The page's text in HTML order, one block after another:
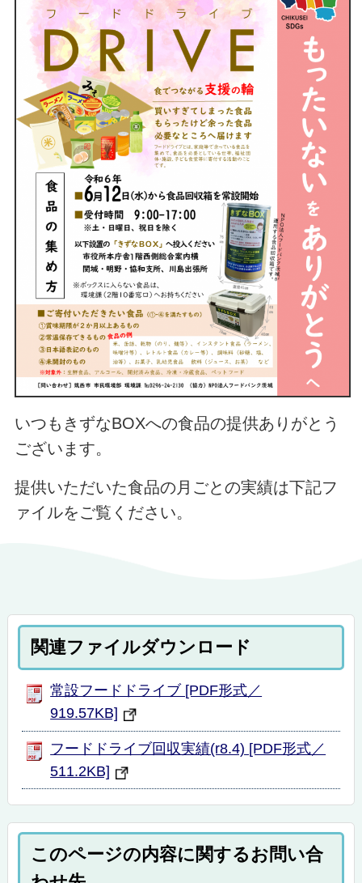
いつもきずなBOXへの食品の提供ありがとう
ございます。
提供いただいた食品の月ごとの実績は下記フ
ァイルをご覧ください。
関連ファイルダウンロード
常設フードドライブ [PDF形式／
919.57KB]
フードドライブ回収実績(r8.4) [PDF形式／
511.2KB]
このページの内容に関するお問い合